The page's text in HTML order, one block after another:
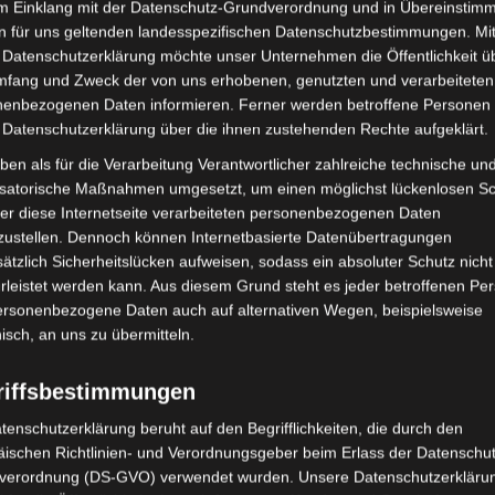
im Diagramm veranschaulichte
frühe Phase einer sog.
ein Baby erlebt. Diese werde als
ähnlich einer Pflanze.
angegriffen bzw. durch besseres
Forschungsarbeiten von Daniel Stern
über die Bewusstseinsvorgänge
kompetente Säugling“ erinnert.
Wissen
und glich es auch mit
Seither kann man davon ausgehen,
Selbstwahrnehmung
Betreuungspersonen anpassen
uns Herr Doering nun die Arbeit
Lachmann vorstellen. Beides sind
ihrer Einsichten die Relevanz
Juni 2021
Mai 2021
April 2021
Januar 2021
Dezember
November
September
Oktober 2019
Einklang mit der Datenschutz-Grundverordnung und in
für uns geltenden landesspezifischen Datenschutzbestimmungen.
möchte unser Unternehmen die Öffentlichkeit
und Zweck der von uns erhobenen, genutzten und verarbeiteten
Daten informieren. Ferner werden betroffene Personen
über die ihnen zustehenden Rechte aufgeklärt.
als für die Verarbeitung Verantwortlicher zahlreiche technische
Maßnahmen umgesetzt, um einen möglichst lückenlosen
diese Internetseite verarbeiteten personenbezogenen Daten
Dennoch können Internetbasierte Datenübertragungen
Sicherheitslücken aufweisen, sodass ein absoluter Schutz nicht
werden kann. Aus diesem Grund steht es jeder betroffenen
Daten auch auf alternativen Wegen, beispielsweise
an uns zu übermitteln.
beruht auf den Begrifflichkeiten, die durch den
Richtlinien- und Verordnungsgeber beim Erlass der
(DS-GVO) verwendet wurden. Unsere